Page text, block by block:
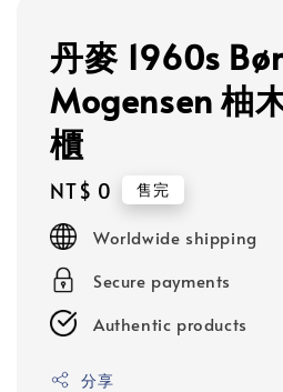
丹麥 1960s
Mogensen 柚
櫃
Regular
price
NT$ 0 售完
Worldwide shipping
Secure payments
Authentic products
分享